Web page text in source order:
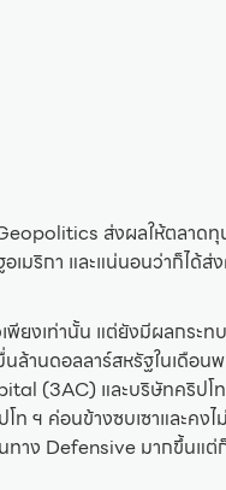
ส่งผลให้ตลาด
เมริกา และแน่นอนว่าก็ได้ส่
พียงเท่านั้น แต่ยังมีผลกระท
ล้านดอลลาร์สหรัฐในเดือน
(3AC) และบริษัทคริปโ
ท ฯ ค่อนข้างซบเซาและคง
ทาง Defensive มากขึ้นแต่